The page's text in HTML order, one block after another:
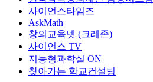
사이언스타임즈
AskMath
창의교육넷 (크레존)
사이언스 TV
지능형과학실 ON
찾아가는 학교컨설팅